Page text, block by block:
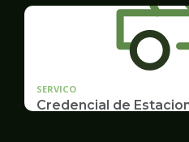
da CET desta semana
SERVICO
Credencial de